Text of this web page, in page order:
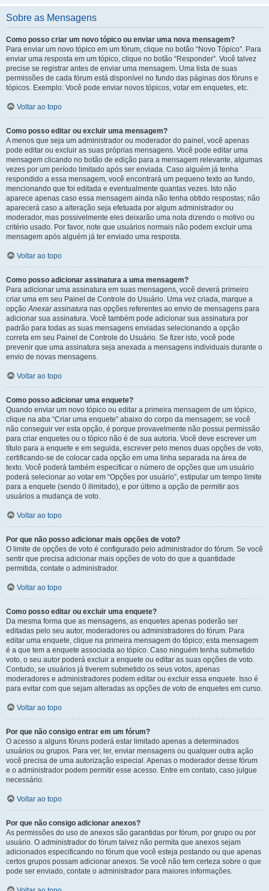
Sobre as Mensagens
Como posso criar um novo tópico ou enviar uma nova mensagem?
Para enviar um novo tópico em um fórum, clique no botão “Novo Tópico”. Para
enviar uma resposta em um tópico, clique no botão “Responder”. Você talvez
precise se registrar antes de enviar uma mensagem. Uma lista de suas
permissões de cada fórum está disponível no fundo das páginas dos fóruns e
tópicos. Exemplo: Você pode enviar novos tópicos, votar em enquetes, etc.
Voltar ao topo
Como posso editar ou excluir uma mensagem?
A menos que seja um administrador ou moderador do painel, você apenas
pode editar ou excluir as suas próprias mensagens. Você pode editar uma
mensagem clicando no botão de edição para a mensagem relevante, algumas
vezes por um período limitado após ser enviada. Caso alguém já tenha
respondido a essa mensagem, você encontrará um pequeno texto ao fundo,
mencionando que foi editada e eventualmente quantas vezes. Isto não
aparece apenas caso essa mensagem ainda não tenha obtido respostas; não
aparecerá caso a alteração seja efetuada por algum administrador ou
moderador, mas possivelmente eles deixarão uma nota dizendo o motivo ou
critério usado. Por favor, note que usuários normais não podem excluir uma
mensagem após alguém já ter enviado uma resposta.
Voltar ao topo
Como posso adicionar assinatura a uma mensagem?
Para adicionar uma assinatura em suas mensagens, você deverá primeiro
criar uma em seu Painel de Controle do Usuário. Uma vez criada, marque a
opçãoAnexar assinatura nas opções referentes ao envio de mensagens para
adicionar sua assinatura. Você também pode adicionar sua assinatura por
padrão para todas as suas mensagens enviadas selecionando a opção
correta em seu Painel de Controle do Usuário. Se fizer isto, você pode
prevenir que uma assinatura seja anexada a mensagens individuais durante o
envio de novas mensagens.
Voltar ao topo
Como posso adicionar uma enquete?
Quando enviar um novo tópico ou editar a primeira mensagem de um tópico,
clique na aba “Criar uma enquete” abaixo do corpo da mensagem; se você
não conseguir ver esta opção, é porque provavelmente não possui permissão
para criar enquetes ou o tópico não é de sua autoria. Você deve escrever um
título para a enquete e em seguida, escrever pelo menos duas opções de voto,
certificando-se de colocar cada opção em uma linha separada na área de
texto. Você poderá também especificar o número de opções que um usuário
poderá selecionar ao votar em “Opções por usuário”, estipular um tempo limite
para a enquete (sendo 0 ilimitado), e por último a opção de permitir aos
usuários a mudança de voto.
Voltar ao topo
Por que não posso adicionar mais opções de voto?
O limite de opções de voto é configurado pelo administrador do fórum. Se você
sentir que precisa adicionar mais opções de voto do que a quantidade
permitida, contate o administrador.
Voltar ao topo
Como posso editar ou excluir uma enquete?
Da mesma forma que as mensagens, as enquetes apenas poderão ser
editadas pelo seu autor, moderadores ou administradores do fórum. Para
editar uma enquete, clique na primeira mensagem do tópico; esta mensagem
é a que tem a enquete associada ao tópico. Caso ninguém tenha submetido
voto, o seu autor poderá excluir a enquete ou editar as suas opções de voto.
Contudo, se usuários já tiverem submetido os seus votos, apenas
moderadores e administradores podem editar ou excluir essa enquete. Isso é
para evitar com que sejam alteradas as opções de voto de enquetes em curso.
Voltar ao topo
Por que não consigo entrar em um fórum?
O acesso a alguns fóruns poderá estar limitado apenas a determinados
usuários ou grupos. Para ver, ler, enviar mensagens ou qualquer outra ação
você precisa de uma autorização especial. Apenas o moderador desse fórum
e o administrador podem permitir esse acesso. Entre em contato, caso julgue
necessário.
Voltar ao topo
Por que não consigo adicionar anexos?
As permissões do uso de anexos são garantidas por fórum, por grupo ou por
usuário. O administrador do fórum talvez não permita que anexos sejam
adicionados especificando no fórum que você esteja postando ou que apenas
certos grupos possam adicionar anexos. Se você não tem certeza sobre o que
pode ser enviado, contate o administrador para maiores informações.